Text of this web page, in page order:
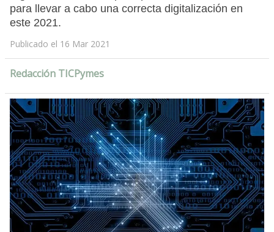
para llevar a cabo una correcta digitalización en
este 2021.
Publicado el 16 Mar 2021
Redacción TICPymes